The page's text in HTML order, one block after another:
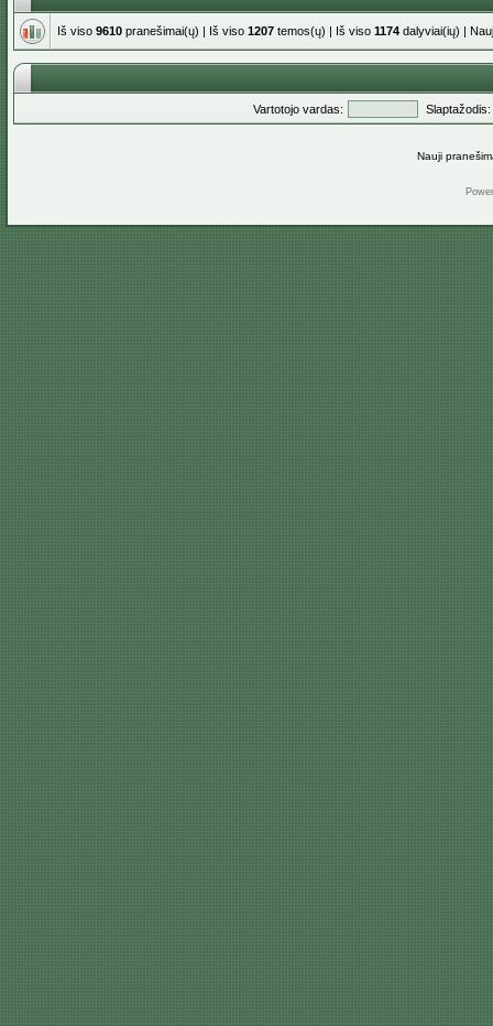
Iš viso 9610 pranešimai(ų) | Iš viso 1207 temos(ų) | Iš viso 1174 dalyviai(ių) |
Vartotojo vardas: Slaptažodis:
Nauji